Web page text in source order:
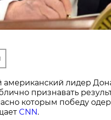
лидер
признавать
которым победу
CNN.